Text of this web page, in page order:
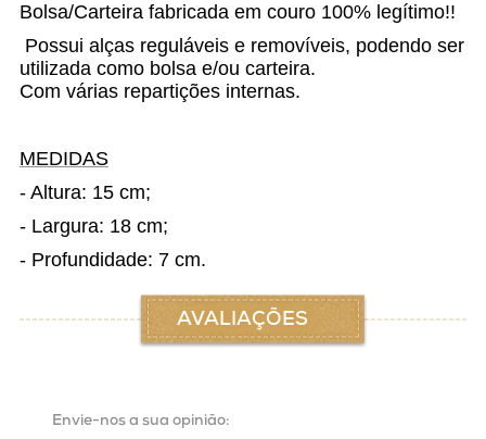
Bolsa/Carteira fabricada em couro 100% legítimo!!
Possui alças reguláveis e removíveis, podendo ser
utilizada como bolsa e/ou carteira.
Com várias repartições internas.
MEDIDAS
- Altura: 15 cm;
- Largura: 18 cm;
- Profundidade: 7 cm.
AVALIAÇÕES
Envie-nos a sua opinião: